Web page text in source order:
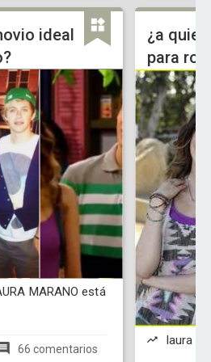
ideal
MARANO está
66 comentarios
¿a
para
laura